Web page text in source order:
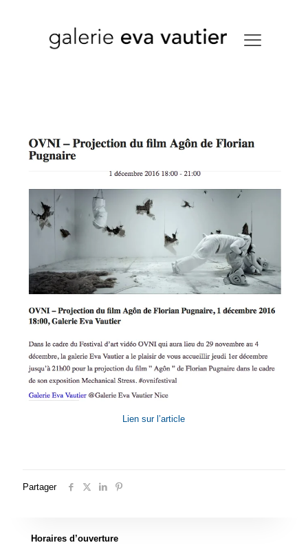
Lien sur l’article
Partager
Horaires d’ouverture